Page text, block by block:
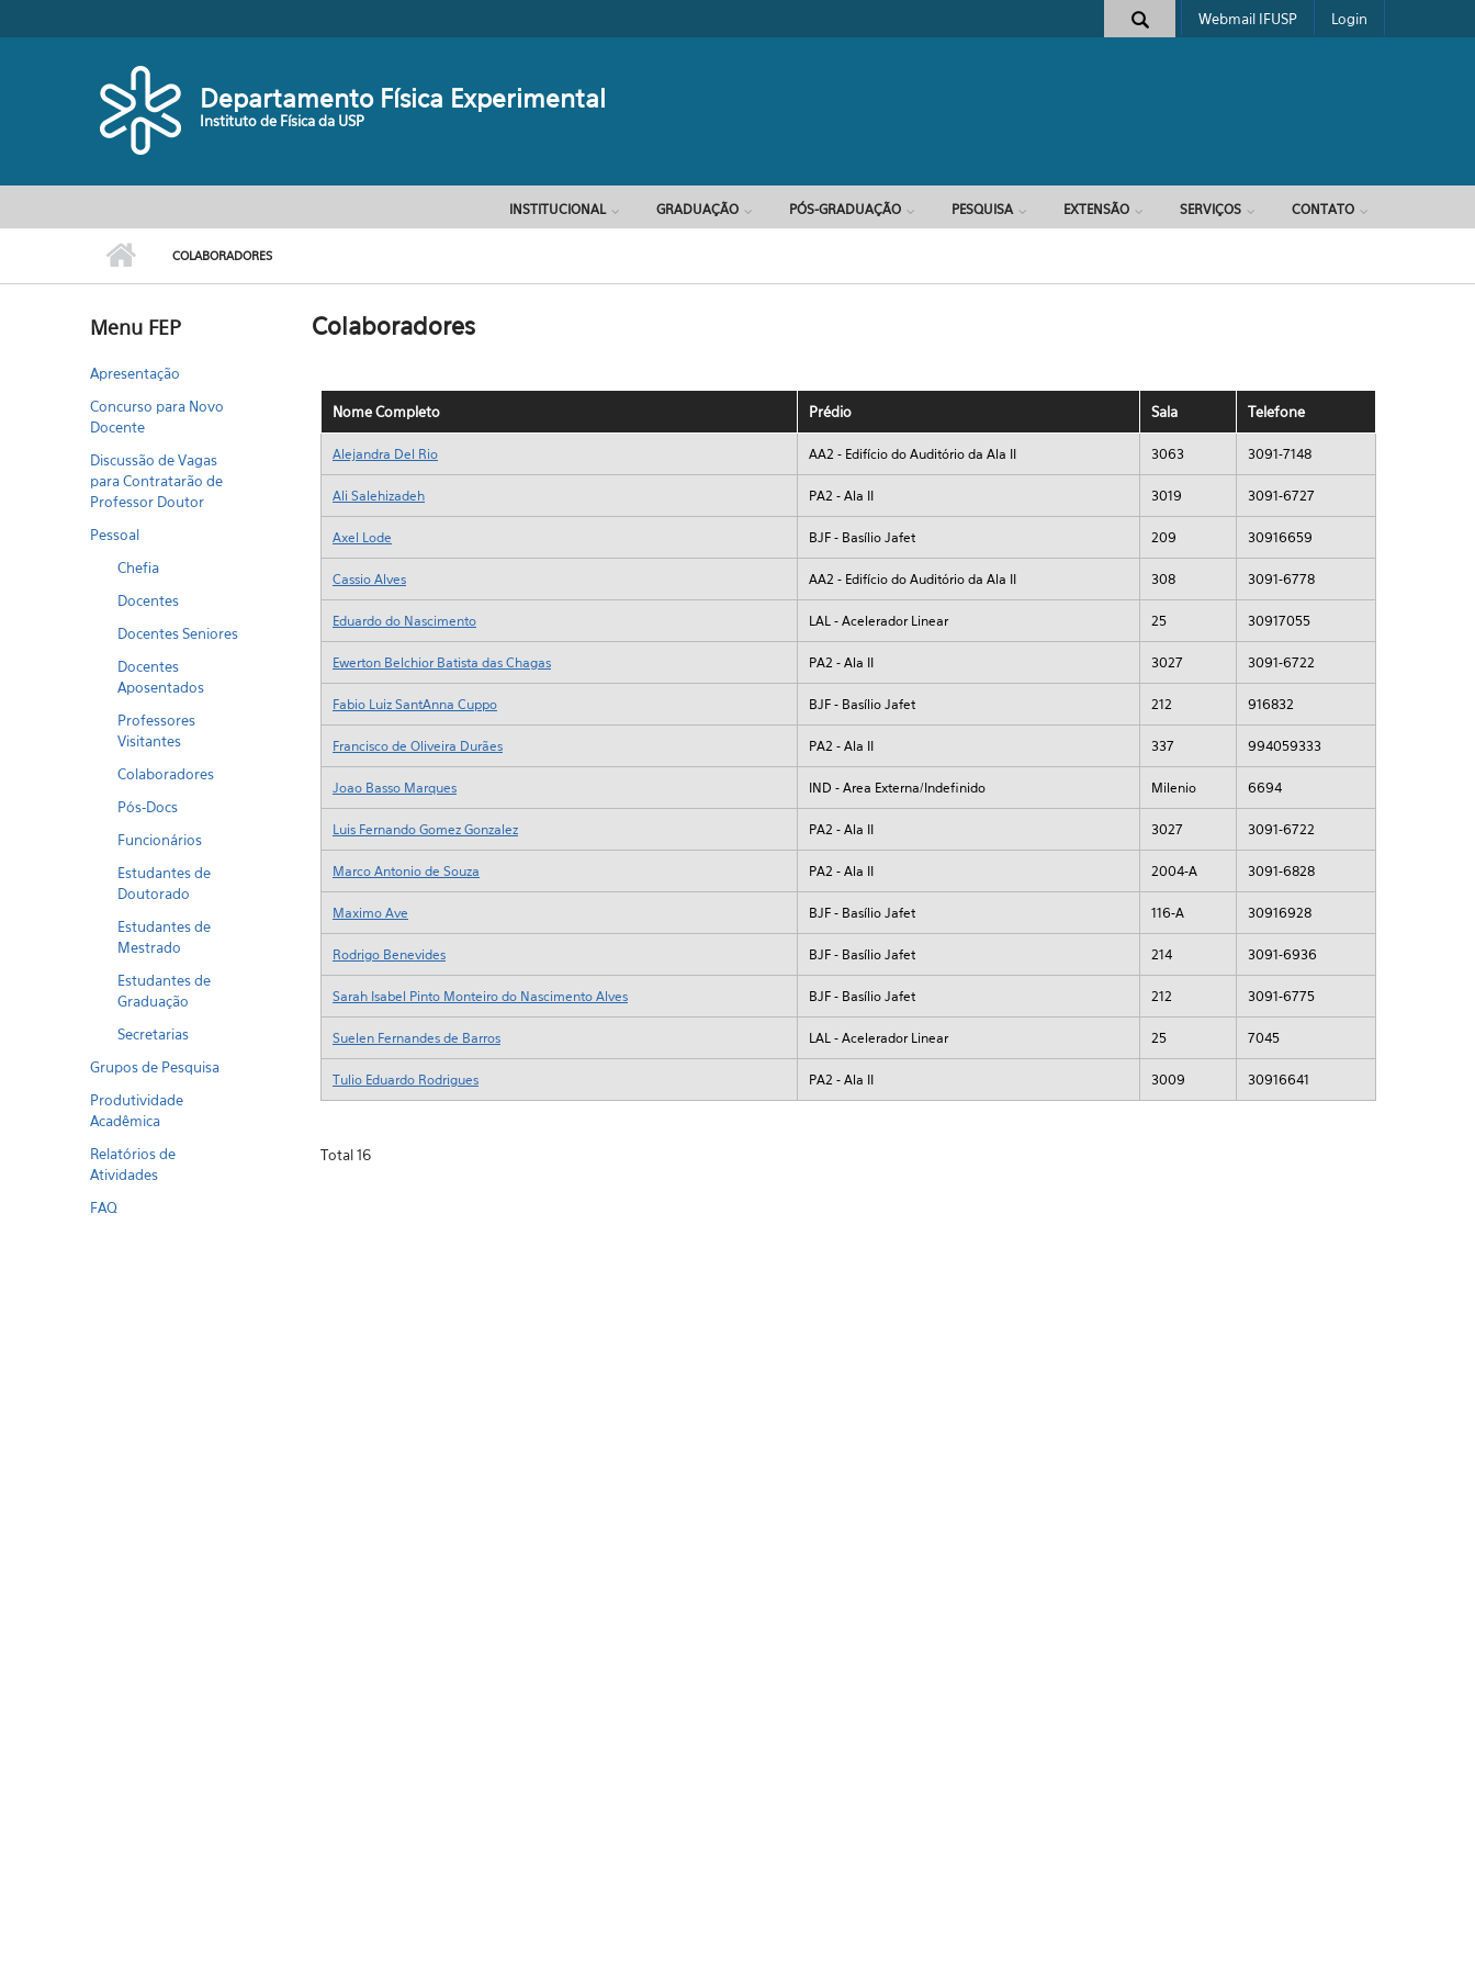
Formulário de busca
Webmail IFUSP Login
Departamento Física Experimental
Instituto de Física da USP
INSTITUCIONAL GRADUAÇÃO PÓS-GRADUAÇÃO PESQUISA EXTENSÃO SERVIÇOS CONTATO
COLABORADORES
Menu FEP
Apresentação
Concurso para Novo
Docente
Discussão de Vagas
para Contratarão de
Professor Doutor
Pessoal
Chefia
Docentes
Docentes Seniores
Docentes
Aposentados
Professores
Visitantes
Colaboradores
Pós-Docs
Funcionários
Estudantes de
Doutorado
Estudantes de
Mestrado
Estudantes de
Graduação
Secretarias
Grupos de Pesquisa
Produtividade
Acadêmica
Relatórios de
Atividades
FAQ
Colaboradores